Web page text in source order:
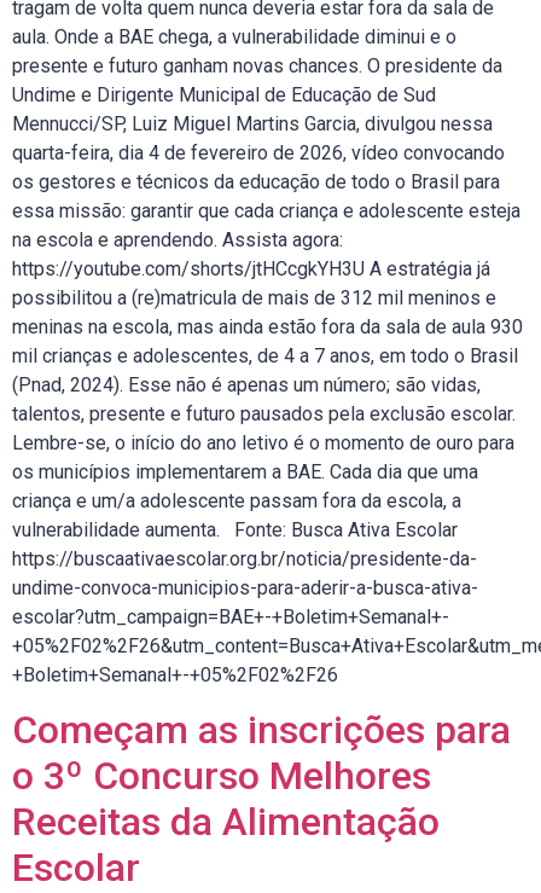
tragam de volta quem nunca deveria estar fora da sala de
aula. Onde a BAE chega, a vulnerabilidade diminui e o
presente e futuro ganham novas chances. O presidente da
Undime e Dirigente Municipal de Educação de Sud
Mennucci/SP, Luiz Miguel Martins Garcia, divulgou nessa
quarta-feira, dia 4 de fevereiro de 2026, vídeo convocando
os gestores e técnicos da educação de todo o Brasil para
essa missão: garantir que cada criança e adolescente esteja
na escola e aprendendo. Assista agora:
https://youtube.com/shorts/jtHCcgkYH3U A estratégia já
possibilitou a (re)matricula de mais de 312 mil meninos e
meninas na escola, mas ainda estão fora da sala de aula 930
mil crianças e adolescentes, de 4 a 7 anos, em todo o Brasil
(Pnad, 2024). Esse não é apenas um número; são vidas,
talentos, presente e futuro pausados pela exclusão escolar.
Lembre-se, o início do ano letivo é o momento de ouro para
os municípios implementarem a BAE. Cada dia que uma
criança e um/a adolescente passam fora da escola, a
vulnerabilidade aumenta. Fonte: Busca Ativa Escolar
https://buscaativaescolar.org.br/noticia/presidente-da-
undime-convoca-municipios-para-aderir-a-busca-ativa-
escolar?utm_campaign=BAE+-+Boletim+Semanal+-
+Boletim+Semanal+-+05%2F02%2F26
Começam as inscrições para
o 3º Concurso Melhores
Receitas da Alimentação
Escolar